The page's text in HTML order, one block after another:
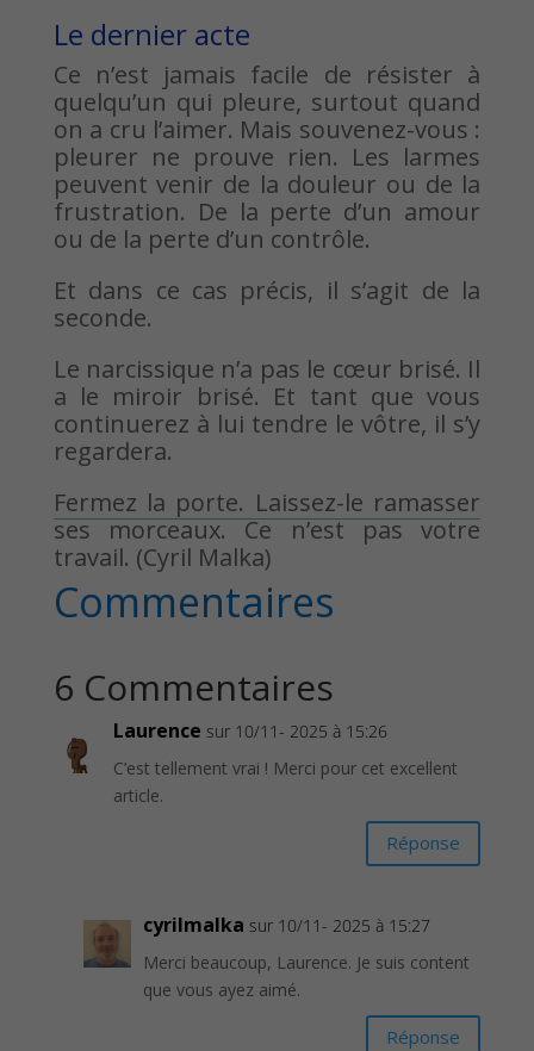
Le dernier acte
Ce n’est jamais facile de résister à
quelqu’un qui pleure, surtout quand
on a cru l’aimer. Mais souvenez-vous :
pleurer ne prouve rien. Les larmes
peuvent venir de la douleur ou de la
frustration. De la perte d’un amour
ou de la perte d’un contrôle.
Et dans ce cas précis, il s’agit de la
seconde.
Le narcissique n’a pas le cœur brisé. Il
a le miroir brisé. Et tant que vous
continuerez à lui tendre le vôtre, il s’y
regardera.
Fermez la porte. Laissez-le ramasser
ses morceaux. Ce n’est pas votre
travail. (Cyril Malka)
Commentaires
6 Commentaires
Laurence sur 10/11- 2025 à 15:26
C’est tellement vrai ! Merci pour cet excellent
article.
Réponse
cyrilmalka sur 10/11- 2025 à 15:27
Merci beaucoup, Laurence. Je suis content
que vous ayez aimé.
Réponse